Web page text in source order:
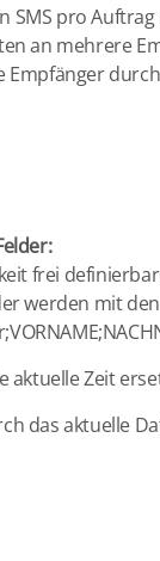
SMS pro
an mehrere
Empfänger
frei
werden mit
aktuelle Zeit
das aktuelle